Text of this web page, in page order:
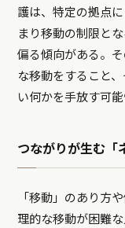
護は、特定の拠点
まり移動の制限と
偏る傾向がある。
な移動をすること
い何かを手放す可
つながりが生む「
「移動」のあり方
理的な移動が困難